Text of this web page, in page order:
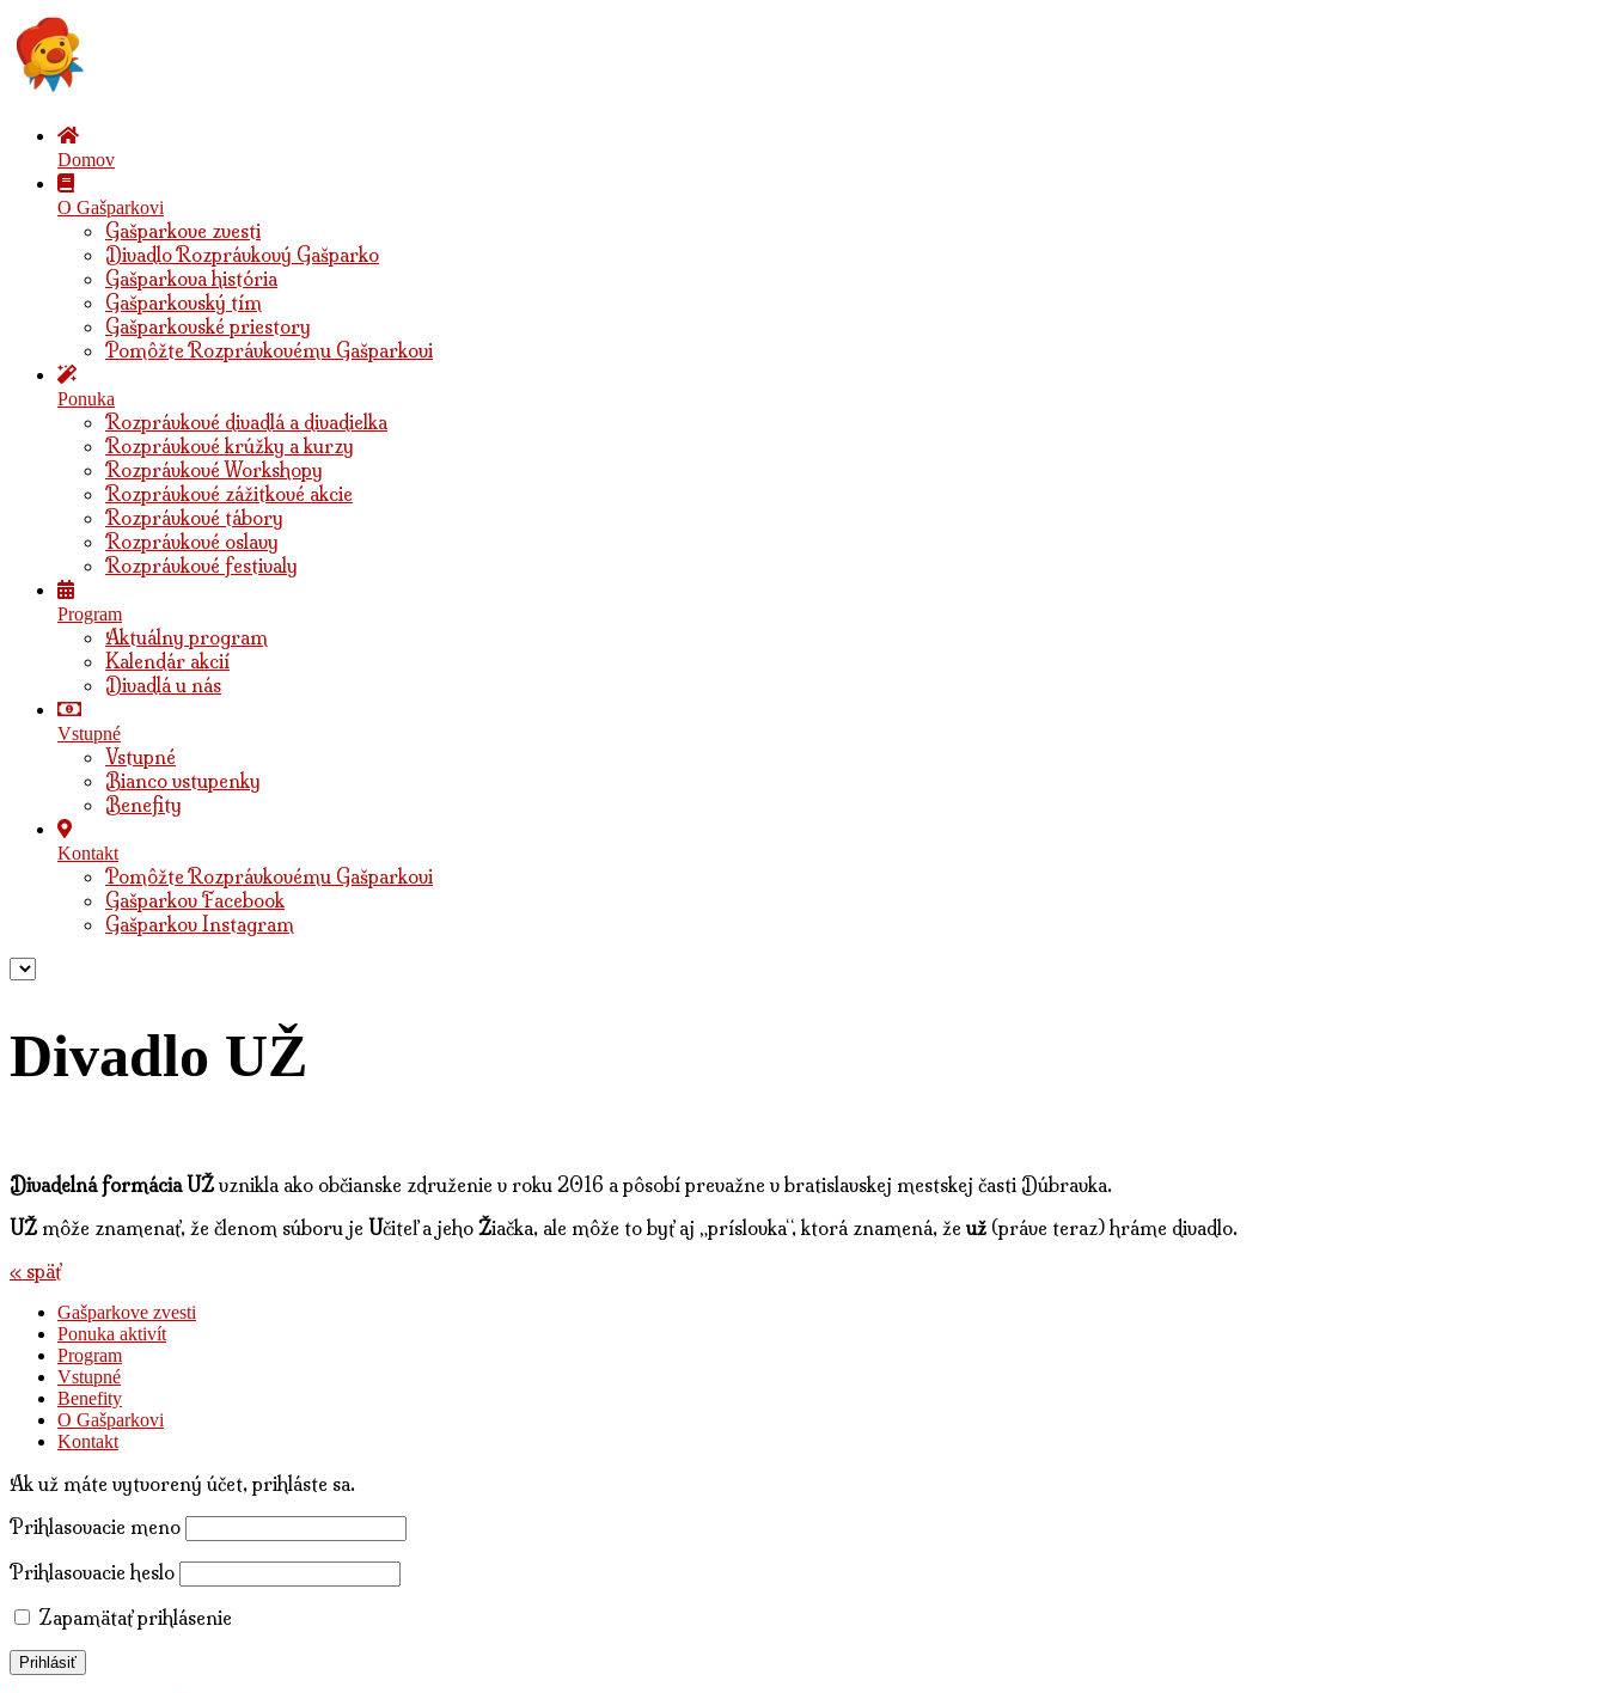
Domov
O Gašparkovi
Gašparkove zvesti
Divadlo Rozprávkový Gašparko
Gašparkova história
Gašparkovský tím
Gašparkovské priestory
Pomôžte Rozprávkovému Gašparkovi
Ponuka
Rozprávkové divadlá a divadielka
Rozprávkové krúžky a kurzy
Rozprávkové Workshopy
Rozprávkové zážitkové akcie
Rozprávkové tábory
Rozprávkové oslavy
Rozprávkové festivaly
Program
Aktuálny program
Kalendár akcií
Divadlá u nás
Vstupné
Vstupné
Bianco vstupenky
Benefity
Kontakt
Pomôžte Rozprávkovému Gašparkovi
Gašparkov Facebook
Gašparkov Instagram
Divadlo UŽ
Divadelná formácia UŽ vznikla ako občianske združenie v roku 2016 a pôsobí prevažne v bratislavskej mestskej časti Dúbravka.
UŽ môže znamenať, že členom súboru je Učiteľ a jeho Žiačka, ale môže to byť aj „príslovka“, ktorá znamená, že už (práve teraz) hráme divadlo.
« späť
Gašparkove zvesti
Ponuka aktivít
Program
Vstupné
Benefity
O Gašparkovi
Kontakt
Ak už máte vytvorený účet, prihláste sa.
Prihlasovacie meno
Prihlasovacie heslo
Zapamätať prihlásenie